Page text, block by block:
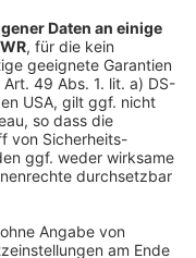
sind DER
der Film zum
(neu bei SKY),
des
der etwas andere
Felicity
der Frauen
ASTERIX UND
(Amazon